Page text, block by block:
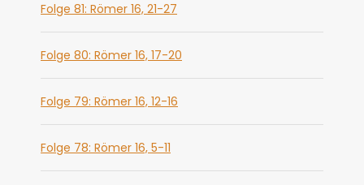
Folge 81: Römer 16, 21-27
Folge 80: Römer 16, 17-20
Folge 79: Römer 16, 12-16
Folge 78: Römer 16, 5-11